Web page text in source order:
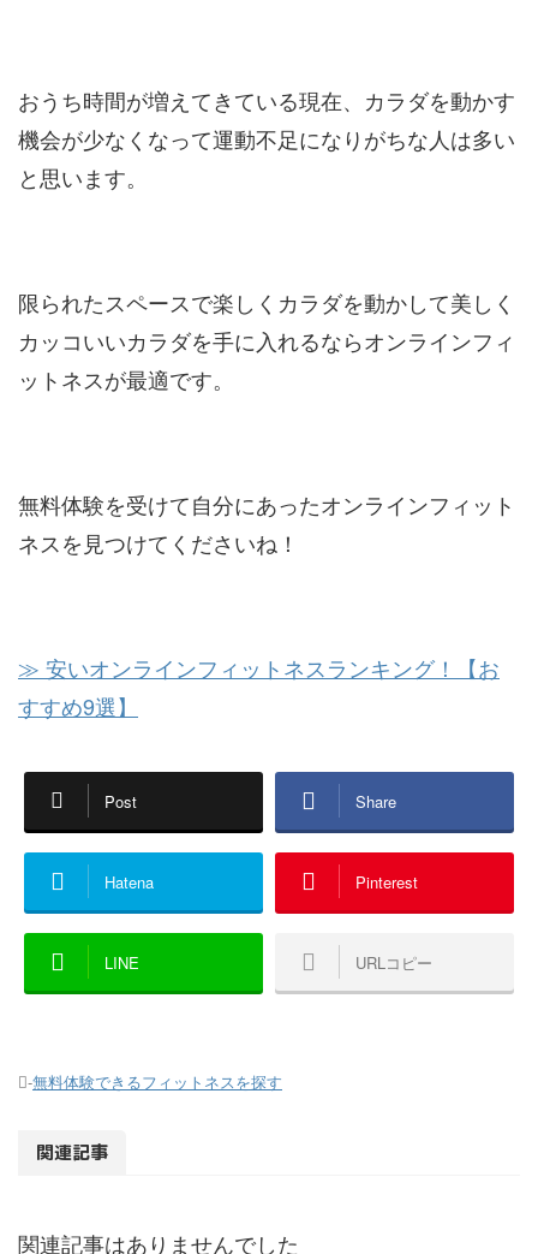
おうち時間が増えてきている現在、カラダを動かす
機会が少なくなって運動不足になりがちな人は多い
と思います。
限られたスペースで楽しくカラダを動かして美しく
カッコいいカラダを手に入れるならオンラインフィ
ットネスが最適です。
無料体験を受けて自分にあったオンラインフィット
ネスを見つけてくださいね！
≫ 安いオンラインフィットネスランキング！【お
すすめ9選】
Post Share
Hatena Pinterest
LINE URLコピー
-無料体験できるフィットネスを探す
関連記事
関連記事はありませんでした